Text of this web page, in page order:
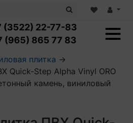
(3522) 22-77-83
(965) 865 77 83
укладкой
плитка →
Quick-Step Alpha Vinyl ORO
камень, виниловый